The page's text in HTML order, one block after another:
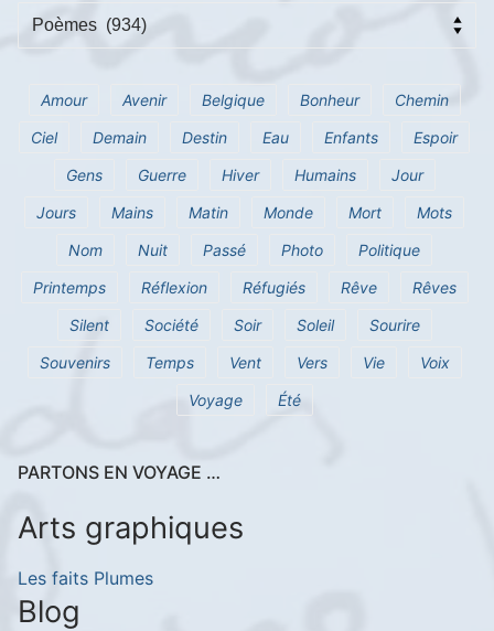
Amour Avenir Belgique Bonheur
Chemin
Ciel
Demain Destin Eau Enfants
Espoir
Gens
Guerre Hiver Humains
Jour
Jours
Mains Matin Monde Mort
Mots
Nom
Nuit Passé Photo
Politique
Printemps
Réflexion Réfugiés Rêve
Rêves
Silent
Société Soir Soleil
Sourire
Souvenirs
Temps Vent Vers Vie
Voix
Voyage
Été
PARTONS EN VOYAGE …
Arts graphiques
Les faits Plumes
Blog